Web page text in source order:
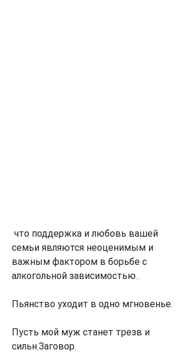
семьи являются неоценимым и
важным фактором в борьбе с
алкогольной зависимостью.,
Пьянство уходит в одно мгновенье.
Пусть мой муж станет трезв и
сильн,Заговор,